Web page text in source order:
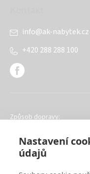
Nastavení
údajů
info@ak-nabytek.cz
+420 288 288 100
Způsob dopravy: